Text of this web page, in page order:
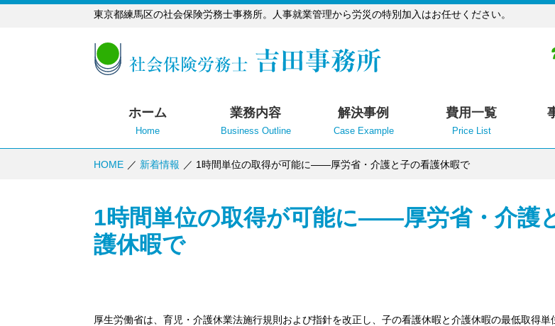
東京都練馬区の社会保険労務士事務所。人事就業管理から労災の特別加入はお任せください。
ホーム
Home
業務内容
Business Outline
解決事例
Case Example
費用一覧
Price List
HOME 新着情報 1時間単位の取得が可能に――厚労省・介護と子の看護休暇で
1時間単位の取得が可能に――厚労省・介護
護休暇で
厚生労働省は、育児・介護休業法施行規則および指針を改正し、子の看護休暇と介護休暇の最低取得単